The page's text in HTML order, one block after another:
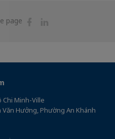
page
Partager
Chi Minh-Ville
Văn Hưởng, Phường An Khánh